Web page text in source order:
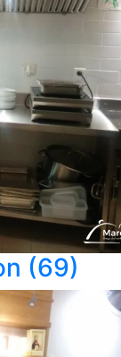
(69)